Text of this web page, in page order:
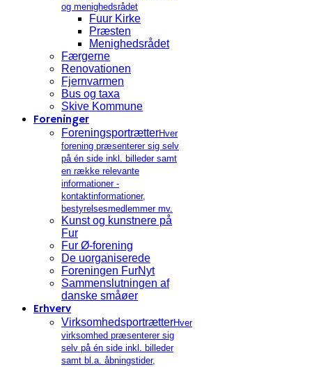
og menighedsrådet
Fuur Kirke
Præsten
Menighedsrådet
Færgerne
Renovationen
Fjernvarmen
Bus og taxa
Skive Kommune
Foreninger
ForeningsportrætterHver
forening præsenterer sig selv
på én side inkl. billeder samt
en række relevante
informationer -
kontaktinformationer,
bestyrelsesmedlemmer mv.
Kunst og kunstnere på
Fur
Fur Ø-forening
De uorganiserede
Foreningen FurNyt
Sammenslutningen af
danske småøer
Erhverv
VirksomhedsportrætterHver
virksomhed præsenterer sig
selv på én side inkl. billeder
samt bl.a. åbningstider,